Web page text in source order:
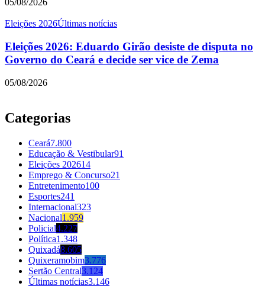
05/08/2026
Eleições 2026Últimas notícias
Eleições 2026: Eduardo Girão desiste de disputa no
Governo do Ceará e decide ser vice de Zema
05/08/2026
Categorias
Ceará7.800
Educação & Vestibular91
Eleições 202614
Emprego & Concurso21
Entretenimento100
Esportes241
Internacional323
Nacional1.959
Policial4.227
Política1.348
Quixadá8.605
Quixeramobim3.776
Sertão Central3.124
Últimas notícias3.146